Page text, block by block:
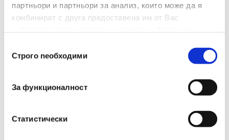
партньори и партньори за анализ, които може да я
комбинират с друга предоставена им от Вас
наСтрого nеобходими
За функционалност
Статистически
Брой Отделения